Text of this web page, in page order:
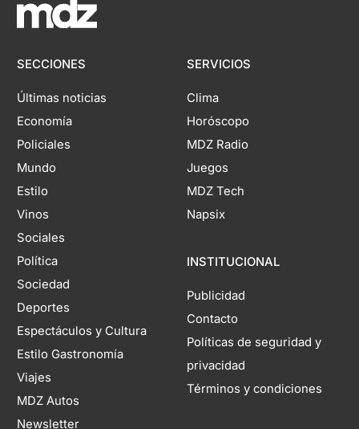
SECCIONES
Últimas noticias
Economía
Policiales
Mundo
Estilo
Vinos
Sociales
Política
Sociedad
Deportes
Espectáculos y Cultura
Estilo Gastronomía
Viajes
MDZ Autos
Newsletter
SERVICIOS
Clima
Horóscopo
MDZ Radio
Juegos
MDZ Tech
Napsix
INSTITUCIONAL
Publicidad
Contacto
Políticas de seguridad y
privacidad
Términos y condiciones